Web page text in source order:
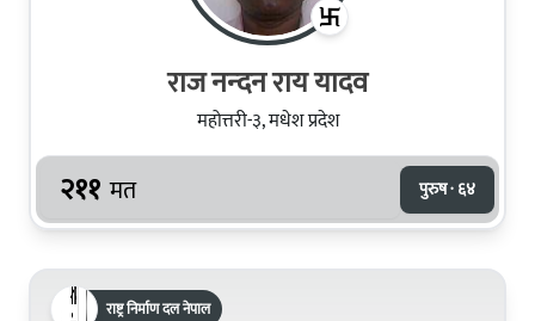
राज नन्‍दन राय यादव
महोत्तरी-३, मधेश प्रदेश
२११ मत पुरुष · ६४
राष्ट्र निर्माण दल नेपाल